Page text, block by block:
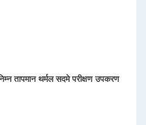
तापमान थर्मल सदमे परीक्षण उपकरण